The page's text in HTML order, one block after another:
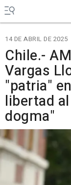
14 DE ABRIL DE 2025
Chile.-
Vargas
"patria"
libertad
dogma"